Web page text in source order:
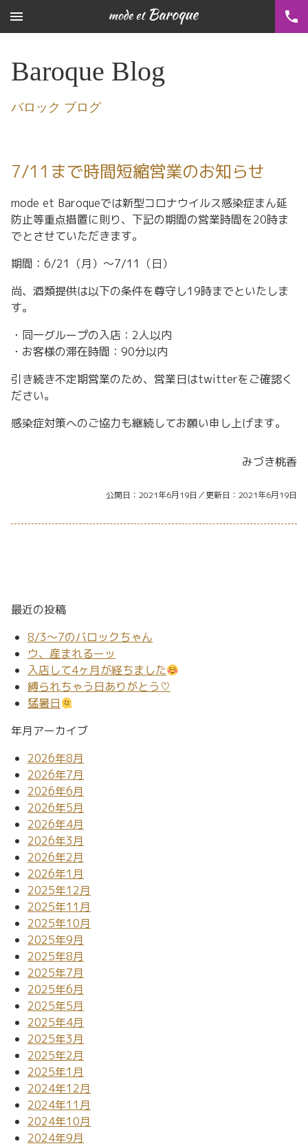
phone
menu
Baroque Blog
バロック ブログ
7/11まで時間短縮営業のお知らせ
mode et Baroqueでは新型コロナウイルス感染症まん延
防止等重点措置に則り、下記の期間の営業時間を20時ま
でとさせていただきます。
期間：6/21（月）～7/11（日）
尚、酒類提供は以下の条件を尊守し19時までといたしま
す。
・同一グループの入店：2人以内
・お客様の滞在時間：90分以内
引き続き不定期営業のため、営業日はtwitterをご確認く
ださい。
感染症対策へのご協力も継続してお願い申し上げます。
みづき桃香
公開日 2021年6月19日 更新日 2021年6月19日
最近の投稿
8/3～7のバロックちゃん
ウ、産まれるーッ
入店して4ヶ月が経ちました
縛られちゃう日ありがとう♡
猛暑日
年月アーカイブ
2026年8月
2026年7月
2026年6月
2026年5月
2026年4月
2026年3月
2026年2月
2026年1月
2025年12月
2025年11月
2025年10月
2025年9月
2025年8月
2025年7月
2025年6月
2025年5月
2025年4月
2025年3月
2025年2月
2025年1月
2024年12月
2024年11月
2024年10月
2024年9月